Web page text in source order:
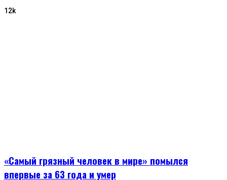
12k
«Самый грязный человек в мире» помылся
впервые за 63 года и умер